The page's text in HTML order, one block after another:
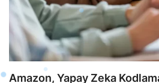
Amazon, Yapay Zeka